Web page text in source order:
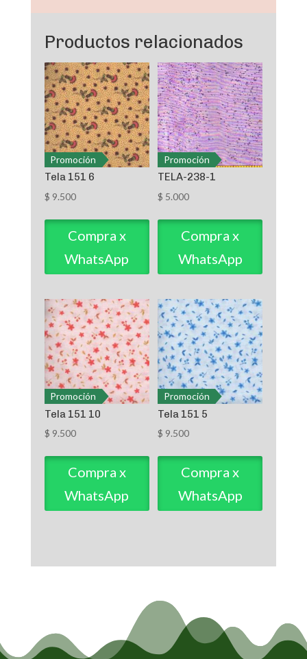
Productos relacionados
Promoción
Tela 151 6
$ 9.500
Compra x
WhatsApp
Promoción
TELA-238-1
$ 5.000
Compra x
WhatsApp
Promoción
Tela 151 10
$ 9.500
Compra x
WhatsApp
Promoción
Tela 151 5
$ 9.500
Compra x
WhatsApp